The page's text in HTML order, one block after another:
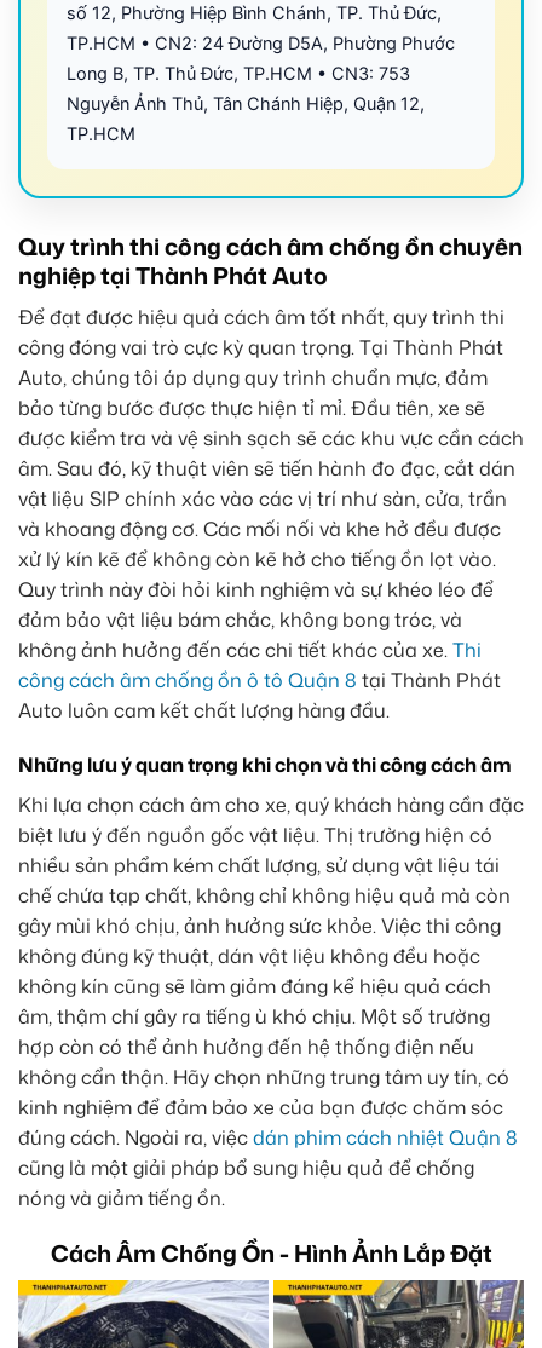
số 12, Phường Hiệp Bình Chánh, TP. Thủ Đức,
TP.HCM • CN2: 24 Đường D5A, Phường Phước
Long B, TP. Thủ Đức, TP.HCM • CN3: 753
Nguyễn Ảnh Thủ, Tân Chánh Hiệp, Quận 12,
TP.HCM
Quy trình thi công cách âm chống ồn chuyên
nghiệp tại Thành Phát Auto
Để đạt được hiệu quả cách âm tốt nhất, quy trình thi
công đóng vai trò cực kỳ quan trọng. Tại Thành Phát
Auto, chúng tôi áp dụng quy trình chuẩn mực, đảm
bảo từng bước được thực hiện tỉ mỉ. Đầu tiên, xe sẽ
được kiểm tra và vệ sinh sạch sẽ các khu vực cần cách
âm. Sau đó, kỹ thuật viên sẽ tiến hành đo đạc, cắt dán
vật liệu SIP chính xác vào các vị trí như sàn, cửa, trần
và khoang động cơ. Các mối nối và khe hở đều được
xử lý kín kẽ để không còn kẽ hở cho tiếng ồn lọt vào.
Quy trình này đòi hỏi kinh nghiệm và sự khéo léo để
đảm bảo vật liệu bám chắc, không bong tróc, và
không ảnh hưởng đến các chi tiết khác của xe.Thi
công cách âm chống ồn ô tô Quận 8 tại Thành Phát
Auto luôn cam kết chất lượng hàng đầu.
Những lưu ý quan trọng khi chọn và thi công cách âm
Khi lựa chọn cách âm cho xe, quý khách hàng cần đặc
biệt lưu ý đến nguồn gốc vật liệu. Thị trường hiện có
nhiều sản phẩm kém chất lượng, sử dụng vật liệu tái
chế chứa tạp chất, không chỉ không hiệu quả mà còn
gây mùi khó chịu, ảnh hưởng sức khỏe. Việc thi công
không đúng kỹ thuật, dán vật liệu không đều hoặc
không kín cũng sẽ làm giảm đáng kể hiệu quả cách
âm, thậm chí gây ra tiếng ù khó chịu. Một số trường
hợp còn có thể ảnh hưởng đến hệ thống điện nếu
không cẩn thận. Hãy chọn những trung tâm uy tín, có
kinh nghiệm để đảm bảo xe của bạn được chăm sóc
đúng cách. Ngoài ra, việcdán phim cách nhiệt Quận 8
cũng là một giải pháp bổ sung hiệu quả để chống
nóng và giảm tiếng ồn.
Cách Âm Chống Ồn - Hình Ảnh Lắp Đặt